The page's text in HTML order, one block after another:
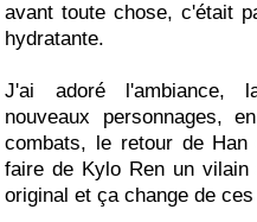
avant toute chose, c'était
hydratante.
J'ai adoré l'ambiance,
nouveaux personnages,
combats, le retour de
faire de Kylo Ren un
original et ça change de